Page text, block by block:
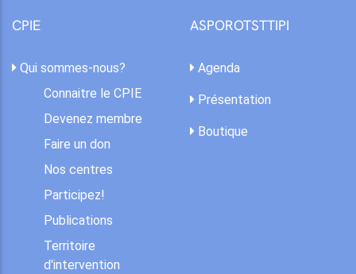
CPIE
Qui sommes-nous?
Connaitre le CPIE
Devenez membre
Faire un don
Nos centres
Participez!
Publications
Territoire
d'intervention
ASPOROTSTTIPI
Agenda
Présentation
Boutique